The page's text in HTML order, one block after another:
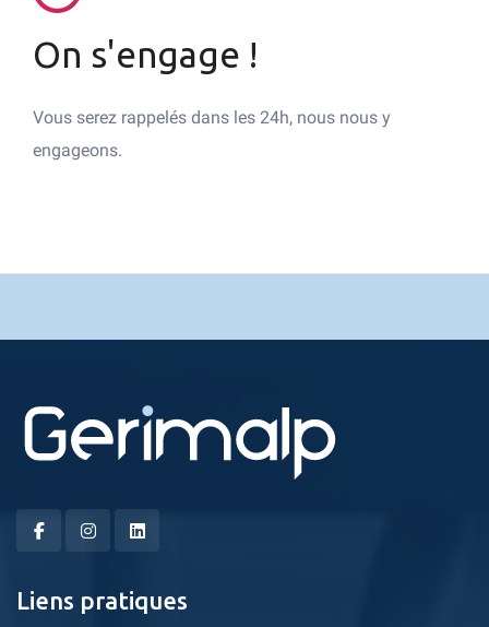
On s'engage !
Vous serez rappelés dans les 24h, nous nous y
engageons.
Liens pratiques